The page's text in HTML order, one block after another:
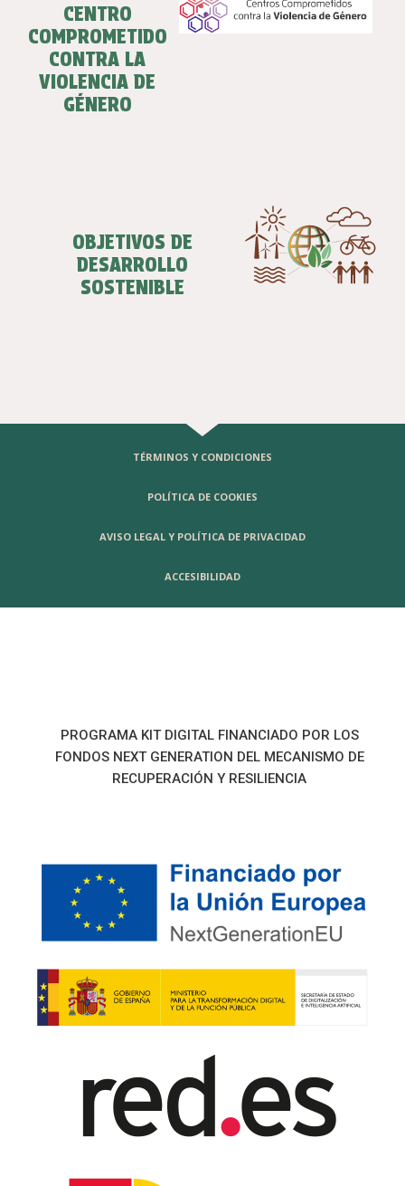
CENTRO
COMPROMETIDO
CONTRA LA
VIOLENCIA DE
GÉNERO
OBJETIVOS DE
DESARROLLO
SOSTENIBLE
TÉRMINOS Y CONDICIONES
POLÍTICA DE COOKIES
AVISO LEGAL Y POLÍTICA DE PRIVACIDAD
ACCESIBILIDAD
PROGRAMA KIT DIGITAL FINANCIADO POR LOS
FONDOS NEXT GENERATION DEL MECANISMO DE
RECUPERACIÓN Y RESILIENCIA